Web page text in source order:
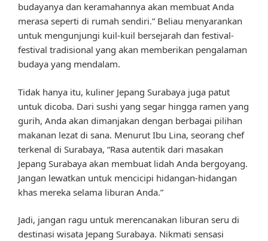
budayanya dan keramahannya akan membuat Anda
merasa seperti di rumah sendiri.” Beliau menyarankan
untuk mengunjungi kuil-kuil bersejarah dan festival-
festival tradisional yang akan memberikan pengalaman
budaya yang mendalam.
Tidak hanya itu, kuliner Jepang Surabaya juga patut
untuk dicoba. Dari sushi yang segar hingga ramen yang
gurih, Anda akan dimanjakan dengan berbagai pilihan
makanan lezat di sana. Menurut Ibu Lina, seorang chef
terkenal di Surabaya, “Rasa autentik dari masakan
Jepang Surabaya akan membuat lidah Anda bergoyang.
Jangan lewatkan untuk mencicipi hidangan-hidangan
khas mereka selama liburan Anda.”
Jadi, jangan ragu untuk merencanakan liburan seru di
destinasi wisata Jepang Surabaya. Nikmati sensasi